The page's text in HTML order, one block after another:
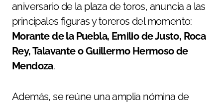
aniversario de la plaza de toros, anuncia a las
principales figuras y toreros del momento:
Morante de la Puebla, Emilio de Justo, Roca
Rey, Talavante o Guillermo Hermoso de
Mendoza.
Además, se reúne una amplia nómina de